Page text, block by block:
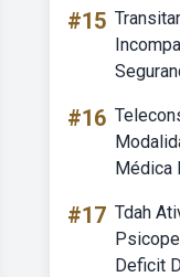
#15
#16
Médica
#17 Tdah
Deficit